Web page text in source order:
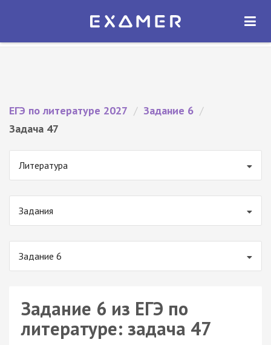
Экзамер — ЕГЭ 2027
ОТКРЫТЬ
ЕГЭ по литературе 2027 / Задание 6 /
Задача 47
Литература
Задания
Задание 6
Задание 6 из ЕГЭ по
литературе: задача 47